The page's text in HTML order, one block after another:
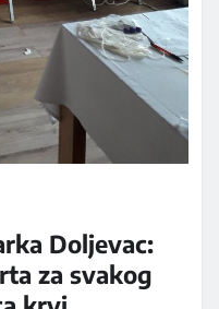
Doljevac:
za svakog